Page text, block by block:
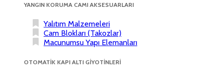
YANGIN KORUMA CAMI AKSESUARLARI
Yalıtım Malzemeleri
Cam Blokları (Takozlar)
Macunumsu Yapı Elemanları
OTOMATİK KAPI ALTI GİYOTİNLERİ